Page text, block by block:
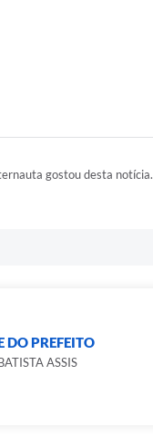
gostou desta notícia.
DO PREFEITO
ASSIS